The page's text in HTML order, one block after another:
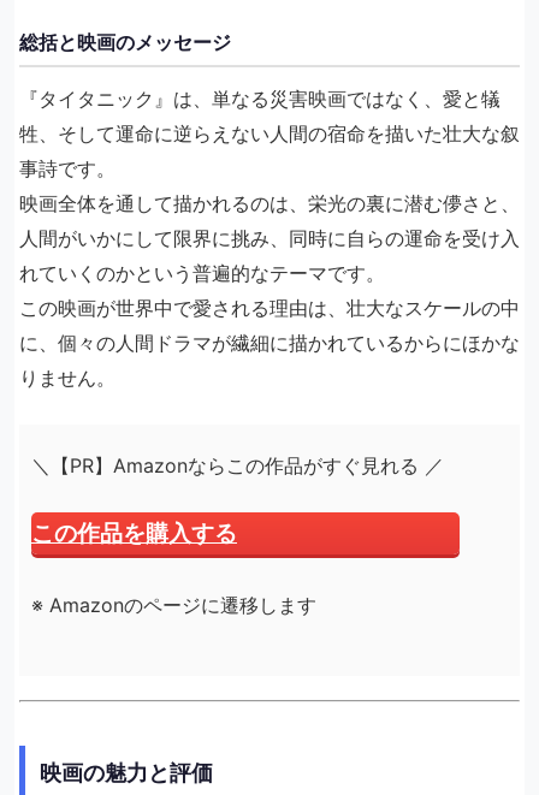
総括と映画のメッセージ
『タイタニック』は、単なる災害映画ではなく、愛と犠
牲、そして運命に逆らえない人間の宿命を描いた壮大な叙
事詩です。
映画全体を通して描かれるのは、栄光の裏に潜む儚さと、
人間がいかにして限界に挑み、同時に自らの運命を受け入
れていくのかという普遍的なテーマです。
この映画が世界中で愛される理由は、壮大なスケールの中
に、個々の人間ドラマが繊細に描かれているからにほかな
りません。
＼【PR】Amazonならこの作品がすぐ見れる ／
この作品を購入する
※ Amazonのページに遷移します
映画の魅力と評価